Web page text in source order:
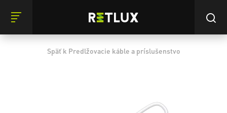
Späť k Predlžovacie káble a príslušenstvo